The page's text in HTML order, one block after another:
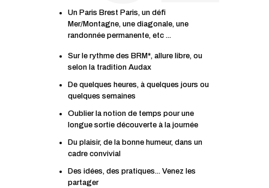
Un Paris Brest Paris, un défi
Mer/Montagne, une diagonale, une
randonnée permanente, etc ...
Sur le rythme des BRM*, allure libre, ou
selon la tradition Audax
De quelques heures, à quelques jours ou
quelques semaines
Oublier la notion de temps pour une
longue sortie découverte à la journée
Du plaisir, de la bonne humeur, dans un
cadre convivial
Des idées, des pratiques... Venez les
partager